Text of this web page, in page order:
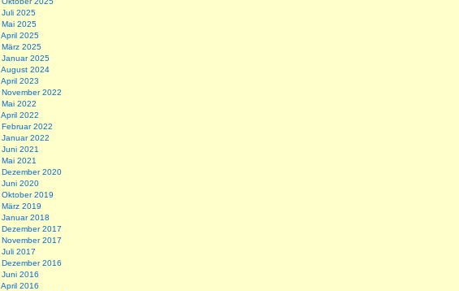
Juli 2025
Mai 2025
April 2025
März 2025
Januar 2025
August 2024
April 2023
November 2022
Mai 2022
April 2022
Februar 2022
Januar 2022
Juni 2021
Mai 2021
Dezember 2020
Juni 2020
Oktober 2019
März 2019
Januar 2018
Dezember 2017
November 2017
Juli 2017
Dezember 2016
Juni 2016
April 2016